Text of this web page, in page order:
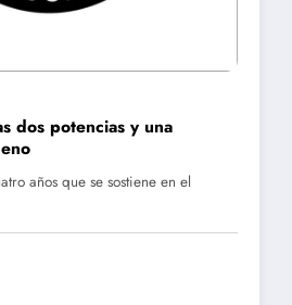
dos potencias y una
años que se sostiene en el